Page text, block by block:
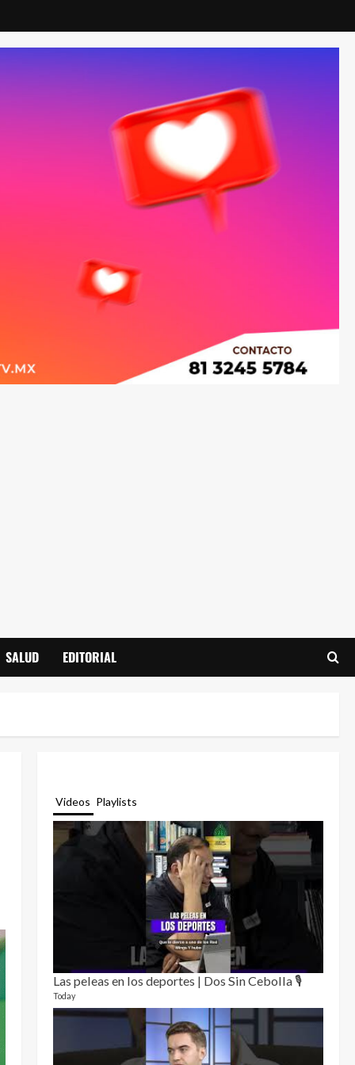
SALUD EDITORIAL
Videos Playlists
Las peleas en los deportes | Dos Sin Cebolla 🎙️
Today
3